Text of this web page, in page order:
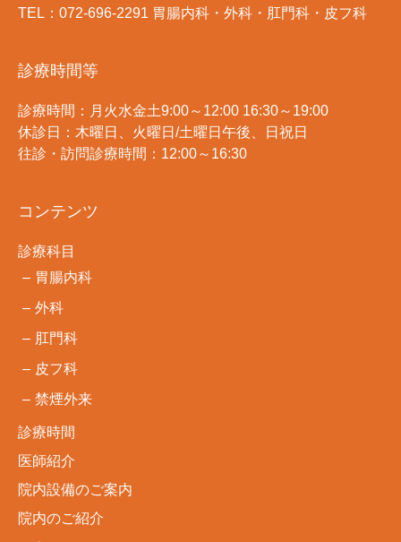
TEL：072-696-2291 胃腸内科・外科・肛門科・皮フ科
診療時間等
診療時間：月火水金土9:00～12:00 16:30～19:00
休診日：木曜日、火曜日/土曜日午後、日祝日
往診・訪問診療時間：12:00～16:30
コンテンツ
診療科目
胃腸内科
外科
肛門科
皮フ科
禁煙外来
診療時間
医師紹介
院内設備のご案内
院内のご紹介